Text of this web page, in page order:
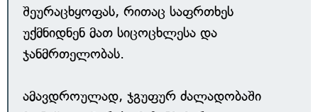
შეურაცხყოფას, რითაც საფრთხეს
უქმნიდნენ მათ სიცოცხლესა და
ჯანმრთელობას.
ამავდროულად, ჯგუფურ ძალადობაში